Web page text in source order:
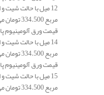
مربع 334.500 تومان می باشد.
مربع 334.500 تومان می باشد.
مربع 334.500 تومان می باشد.